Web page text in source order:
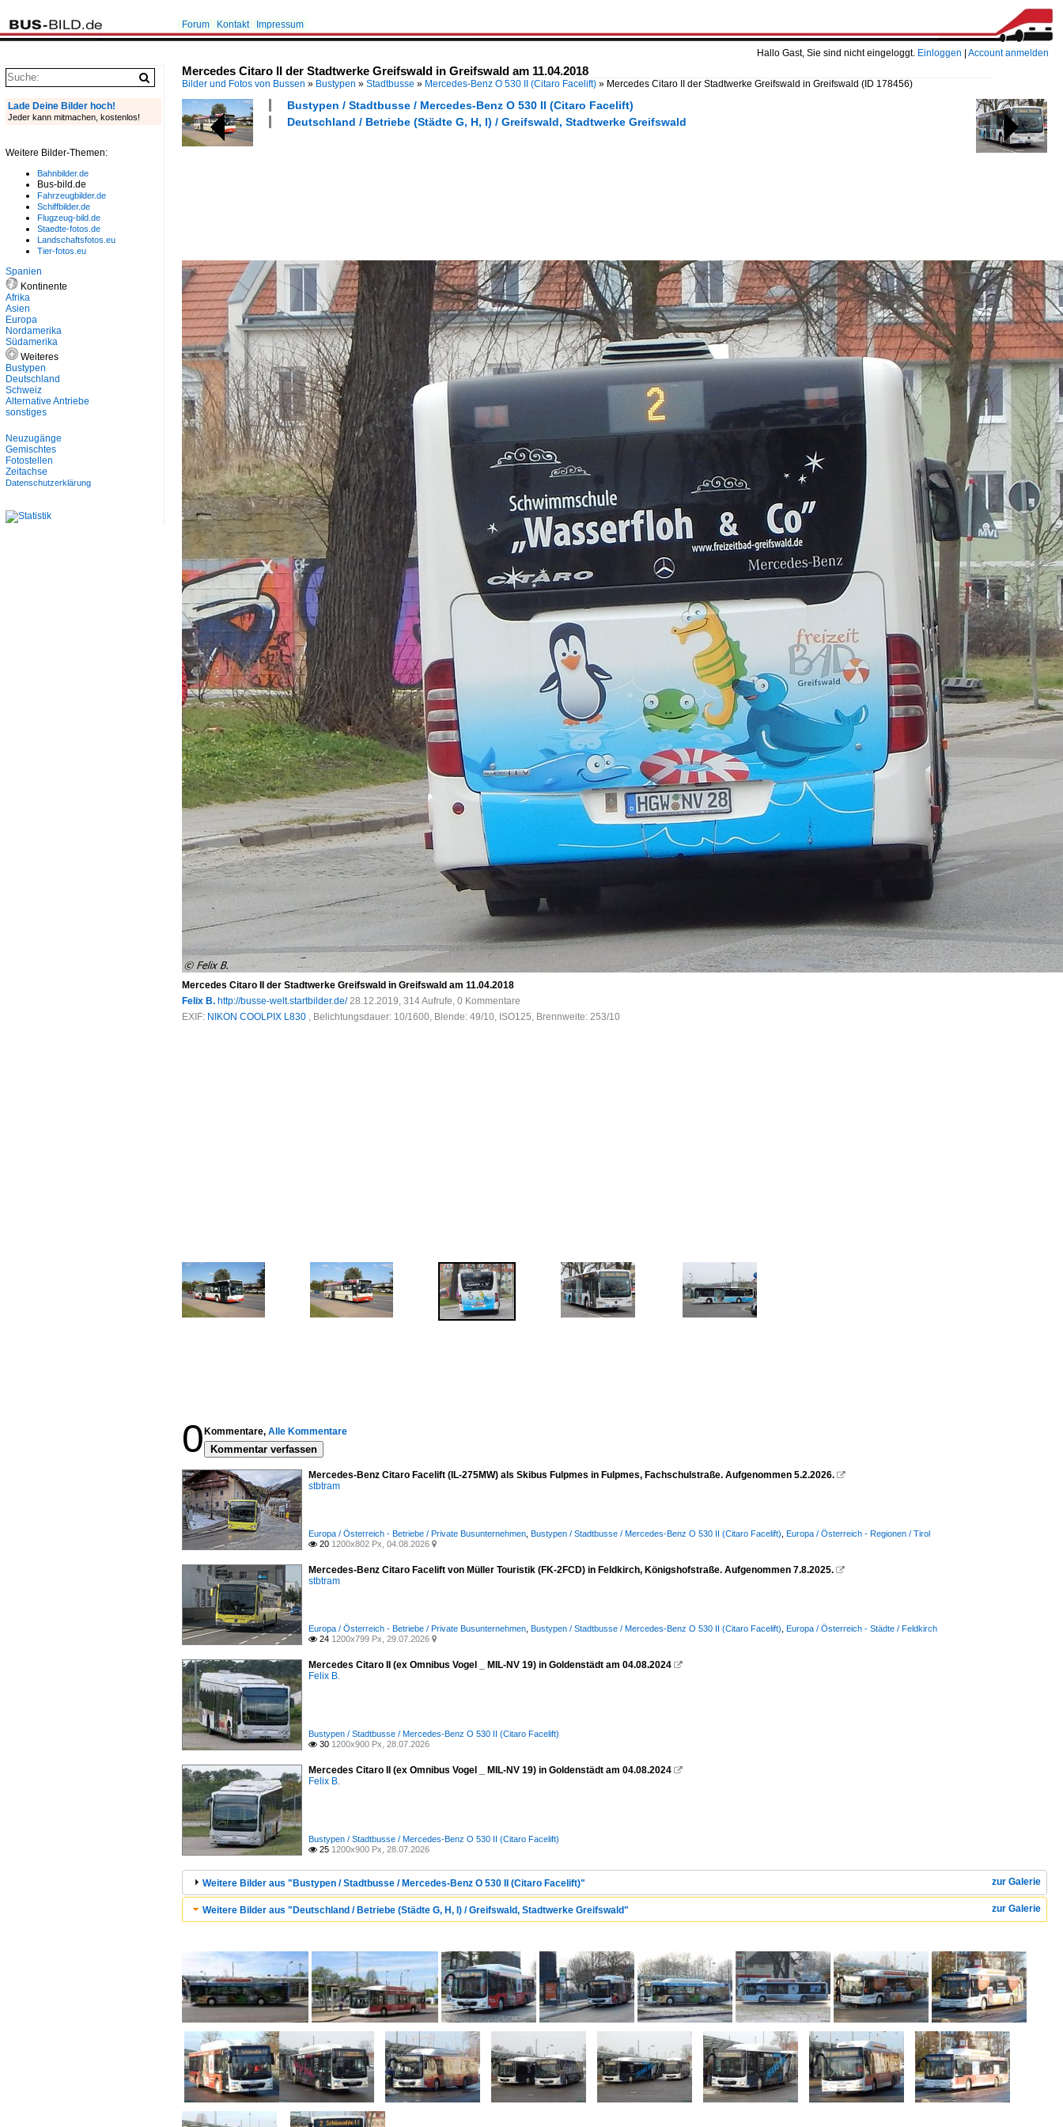
Hallo Gast, Sie sind nicht eingeloggt. Einloggen Account anmelden
Forum Kontakt Impressum
Mercedes Citaro II der Stadtwerke Greifswald in Greifswald am 11.04.2018
Bilder und Fotos von Bussen » Bustypen » Stadtbusse » Mercedes-Benz O 530 II (Citaro Facelift) » Mercedes Citaro II der Stadtwerke Greifswald in Greifswald (ID 178456)
Bustypen / Stadtbusse / Mercedes-Benz O 530 II (Citaro Facelift)
Deutschland / Betriebe (Städte G, H, I) / Greifswald, Stadtwerke Greifswald
Mercedes Citaro II der Stadtwerke Greifswald in Greifswald am 11.04.2018
Felix B. http://busse-welt.startbilder.de/ 28.12.2019, 314 Aufrufe, 0 Kommentare
EXIF: NIKON COOLPIX L830 , Belichtungsdauer: 10/1600, Blende: 49/10, ISO125, Brennweite: 253/10
0 Kommentare, Alle Kommentare
Kommentar verfassen
Mercedes-Benz Citaro Facelift (IL-275MW) als Skibus Fulpmes in Fulpmes, Fachschulstraße. Aufgenommen 5.2.2026. 
stbtram
Europa / Österreich - Betriebe / Private Busunternehmen Bustypen / Stadtbusse / Mercedes-Benz O 530 II (Citaro Facelift) Europa / Österreich - Regionen / Tirol
 20 1200x802 Px, 04.08.2026 
Mercedes-Benz Citaro Facelift von Müller Touristik (FK-2FCD) in Feldkirch, Königshofstraße. Aufgenommen 7.8.2025. 
stbtram
Europa / Österreich - Betriebe / Private Busunternehmen Bustypen / Stadtbusse / Mercedes-Benz O 530 II (Citaro Facelift) Europa / Österreich - Städte / Feldkirch
 24 1200x799 Px, 29.07.2026 
Mercedes Citaro II (ex Omnibus Vogel _ MIL-NV 19) in Goldenstädt am 04.08.2024 
Felix B.
Bustypen / Stadtbusse / Mercedes-Benz O 530 II (Citaro Facelift)
 30 1200x900 Px, 28.07.2026
Mercedes Citaro II (ex Omnibus Vogel _ MIL-NV 19) in Goldenstädt am 04.08.2024 
Felix B.
Bustypen / Stadtbusse / Mercedes-Benz O 530 II (Citaro Facelift)
 25 1200x900 Px, 28.07.2026
zur Galerie
Weitere Bilder aus "Bustypen / Stadtbusse / Mercedes-Benz O 530 II (Citaro Facelift)"
zur Galerie
Weitere Bilder aus "Deutschland / Betriebe (Städte G, H, I) / Greifswald, Stadtwerke Greifswald"
Lade Deine Bilder hoch!
Jeder kann mitmachen, kostenlos!
Weitere Bilder-Themen:
Bahnbilder.de
Bus-bild.de
Fahrzeugbilder.de
Schiffbilder.de
Flugzeug-bild.de
Staedte-fotos.de
Landschaftsfotos.eu
Tier-fotos.eu
Spanien
Kontinente
Afrika
Asien
Europa
Nordamerika
Südamerika
Weiteres
Bustypen
Deutschland
Schweiz
Alternative Antriebe
sonstiges
Neuzugänge
Gemischtes
Fotostellen
Zeitachse
Datenschutzerklärung